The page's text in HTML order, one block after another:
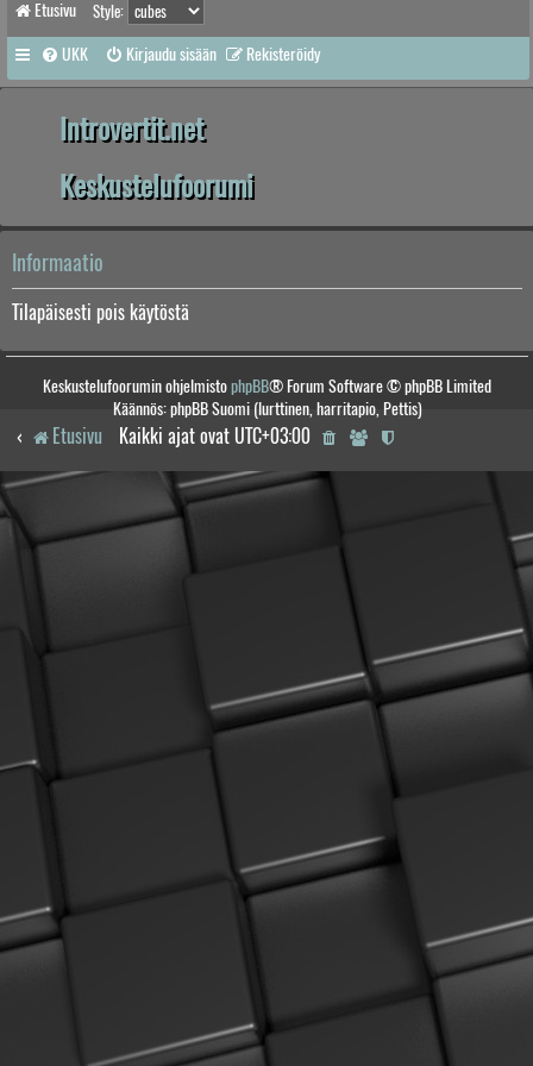
Etusivu Style:
UKK Kirjaudu sisään Rekisteröidy
Introvertit.net
Keskustelufoorumi
Informaatio
Tilapäisesti pois käytöstä
Keskustelufoorumin ohjelmistophpBB® Forum Software © phpBB Limited
Käännös: phpBB Suomi (lurttinen, harritapio, Pettis)
Etusivu Kaikki ajat ovat UTC+03:00